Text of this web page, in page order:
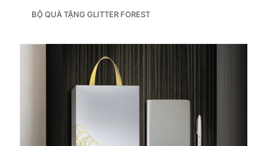
BỘ QUÀ TẶNG GLITTER FOREST